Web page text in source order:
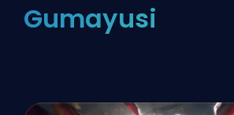
Gumayusi